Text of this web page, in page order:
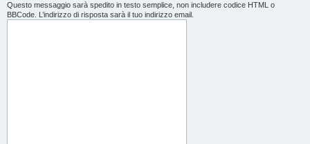
Questo messaggio sarà spedito in testo semplice, non includere codice HTML o
BBCode. L’indirizzo di risposta sarà il tuo indirizzo email.